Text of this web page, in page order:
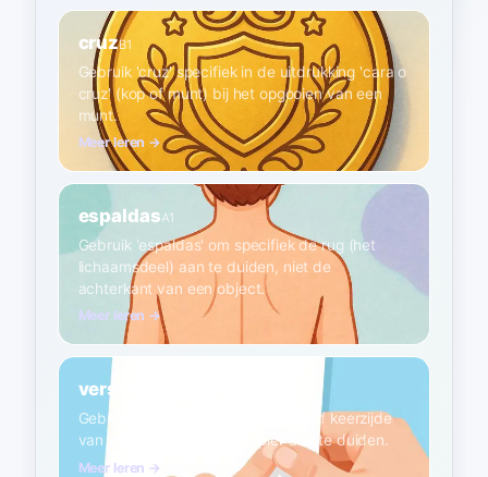
cruzB1
Gebruik 'cruz' specifiek in de uitdrukking 'cara o
cruz' (kop of munt) bij het opgooien van een
munt.
Meer leren →
espaldasA1
Gebruik 'espaldas' om specifiek de rug (het
lichaamsdeel) aan te duiden, niet de
achterkant van een object.
Meer leren →
verso
Gebruik 'verso' om de achterkant of keerzijde
van een pagina of blad papier aan te duiden.
Meer leren →